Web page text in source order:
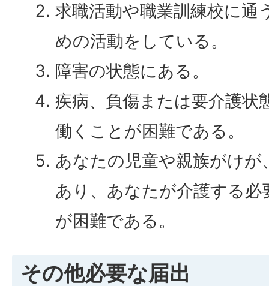
求職活動や職業訓練校に通
めの活動をしている。
障害の状態にある。
疾病、負傷または要介護状
働くことが困難である。
あなたの児童や親族がけが
あり、あなたが介護する
が困難である。
その他必要な届出